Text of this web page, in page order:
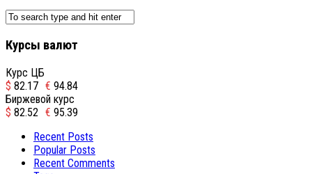
Курсы валют
Курс ЦБ
$ 82.17 € 94.84
Биржевой курс
$ 82.52 € 95.39
Recent Posts
Popular Posts
Recent Comments